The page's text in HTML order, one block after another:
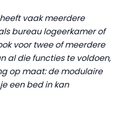
vaak meerdere
bureau logeerkamer of
voor twee of meerdere
al die functies te voldoen,
op maat: de modulaire
een bed in kan